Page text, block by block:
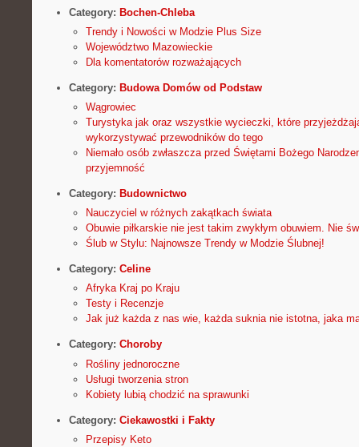
Category: Bochen-Chleba
Trendy i Nowości w Modzie Plus Size
Województwo Mazowieckie
Dla komentatorów rozważających
Category: Budowa Domów od Podstaw
Wągrowiec
Turystyka jak oraz wszystkie wycieczki, które
wykorzystywać przewodników do tego
Niemało osób zwłaszcza przed Świętami Bożego
przyjemność
Category: Budownictwo
Nauczyciel w różnych zakątkach świata
Obuwie piłkarskie nie jest takim zwykłym obuwiem. Nie
Ślub w Stylu: Najnowsze Trendy w Modzie Ślubnej!
Category: Celine
Afryka Kraj po Kraju
Testy i Recenzje
Jak już każda z nas wie, każda suknia nie istotna, jaka
Category: Choroby
Rośliny jednoroczne
Usługi tworzenia stron
Kobiety lubią chodzić na sprawunki
Category: Ciekawostki i Fakty
Przepisy Keto